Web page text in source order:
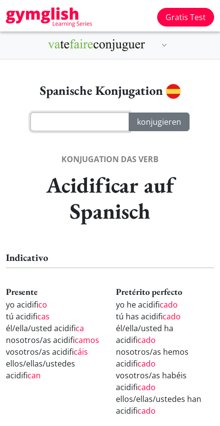
Gratis Test
Spanische Konjugation
KONJUGATION DAS VERB
Acidificar auf
Spanisch
Indicativo
Presente
yo acidifico
tú acidificas
él/ella/usted acidifica
nosotros/as acidificamos
vosotros/as acidificáis
ellos/ellas/ustedes
acidifican
Pretérito perfecto
yo he acidificado
tú has acidificado
él/ella/usted ha
acidificado
nosotros/as hemos
acidificado
vosotros/as habéis
acidificado
ellos/ellas/ustedes han
acidificado